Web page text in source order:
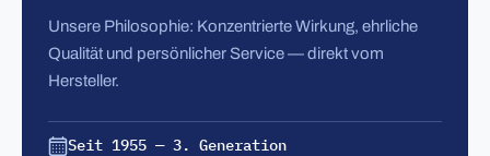
Unsere Philosophie: Konzentrierte Wirkung, ehrliche
Qualität und persönlicher Service — direkt vom
Hersteller.
Seit 1955 — 3. Generation